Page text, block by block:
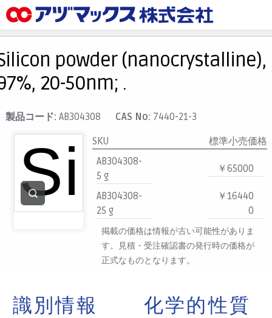
お気に入り
カート
マイアカウント
主要取扱ブランド
代理店一覧
支払い
製品検索
powder (nanocrystalline),
20-50nm; .
製品コード: AB304308 CAS No: 7440-21-3
SKU
標準小売価格
AB304308-
5 g
￥65000
AB304308-
25 g
￥16440
0
掲載の価格は情報が古い可能性がありま
す。見積・受注確認書の発行時の価格が
正式なものとなります。
識別情報 化学的性質